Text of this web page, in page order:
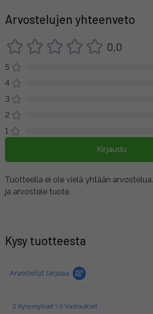
Arvostelujen yhteenveto
0,0
5
4
3
2
1
Kirjaudu
Tuotteella ei ole vielä yhtään arvostelua.
ja arvostele tuote.
Kysy tuotteesta
Arvostelut tarjoaa
0 Kysymykset \ 0 Vastaukset